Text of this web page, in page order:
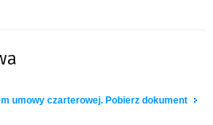
pożeglować po Mazurach! Grot
umowy czarterowej. Pobierz dokument